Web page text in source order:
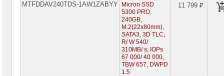
MTFDDAV240TDS-1AW1ZABYY
Micron SSD
5300 PRO,
240GB,
M.2(22x80mm),
SATA3, 3D TLC,
R/ W 540/
310MB/ s, IOPs
67 000/ 40 000,
TBW 657, DWPD
1.5
11 799 ₽